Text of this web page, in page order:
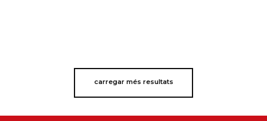
carregar més resultats